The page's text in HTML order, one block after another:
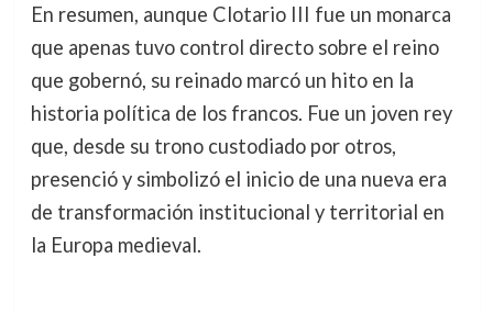
En resumen, aunque Clotario III fue un monarca
que apenas tuvo control directo sobre el reino
que gobernó, su reinado marcó un hito en la
historia política de los francos. Fue un joven rey
que, desde su trono custodiado por otros,
presenció y simbolizó el inicio de una nueva era
de transformación institucional y territorial en
la Europa medieval.